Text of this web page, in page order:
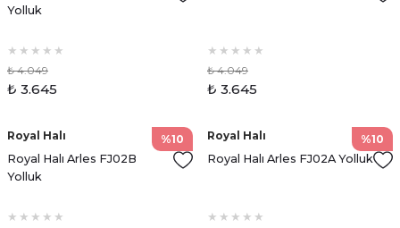
Yolluk
₺ 4.049
₺ 3.645
₺ 4.049
₺ 3.645
%10
Royal Halı
Royal Halı Arles FJ02B
Yolluk
%10
Royal Halı
Royal Halı Arles FJ02A Yolluk